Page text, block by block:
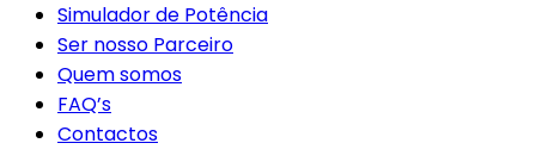
Simulador de Potência
Ser nosso Parceiro
Quem somos
FAQ’s
Contactos